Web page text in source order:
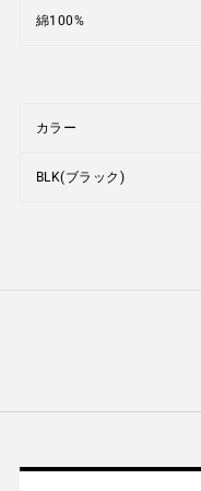
綿100%
カラー
BLK(ブラック)